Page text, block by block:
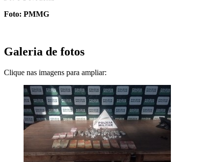
Foto: PMMG
Galeria de fotos
Clique nas imagens para ampliar: